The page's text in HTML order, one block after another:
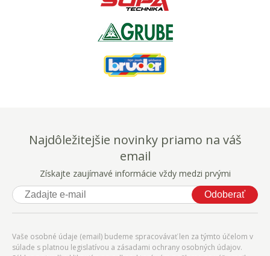
Najdôležitejšie novinky priamo na váš
email
Získajte zaujímavé informácie vždy medzi prvými
Odoberať
Vaše osobné údaje (email) budeme spracovávať len za týmto účelom v
súlade s platnou legislatívou a zásadami ochrany osobných údajov.